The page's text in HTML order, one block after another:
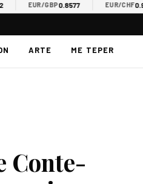
EUR/GBP0.8577 EUR/CHF0.9328
ARTE ME TEPER
Conte-